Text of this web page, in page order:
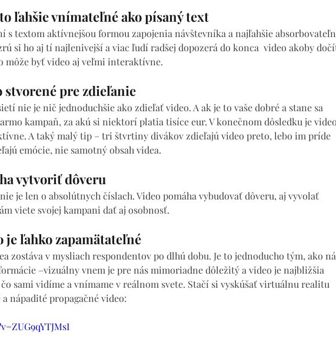
ľahšie vnímateľné ako písaný text
s textom aktívnejšou formou zapojenia návštevníka a najľahšie
si ho aj tí najlenivejší a viac ľudí radšej dopozerá do konca  video akoby
môže byť video aj veľmi interaktívne.
stvorené pre zdieľanie
nie je nič jednoduchšie ako zdieľať video. A ak je to vaše dobré a stane sa
kampaň, za akú si niektorí platia tisíce eur. V konečnom dôsledku je video
A taký malý tip – tri štvrtiny divákov zdieľajú video preto, lebo im príde
emócie, nie samotný obsah videa.
vytvoriť dôveru
je len o absolútnych číslach. Video pomáha vybudovať dôveru, aj vyvolať
viete svojej kampani dať aj osobnosť.
je ľahko zapamätateľné
zostáva v mysliach respondentov po dlhú dobu. Je to jednoducho tým, ako
–vizuálny vnem je pre nás mimoriadne dôležitý a video je najbližšia
sami vidíme a vnímame v reálnom svete. Stačí si vyskúšať virtuálnu realitu
nápadité propagačné video: